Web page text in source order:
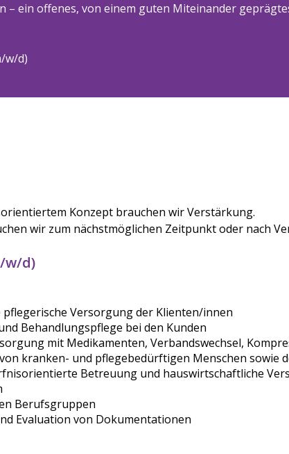
ein offenes, von einem guten Miteinander
w/d)
Konzept brauchen wir Verstärkung.
wir zum nächstmöglichen Zeitpunkt oder nach
w/d)
Versorgung der Klienten/innen
Behandlungspflege bei den Kunden
mit Medikamenten, Verbandswechsel,
kranken- und pflegebedürftigen Menschen sowie
Betreuung und hauswirtschaftliche
Berufsgruppen
Evaluation von Dokumentationen